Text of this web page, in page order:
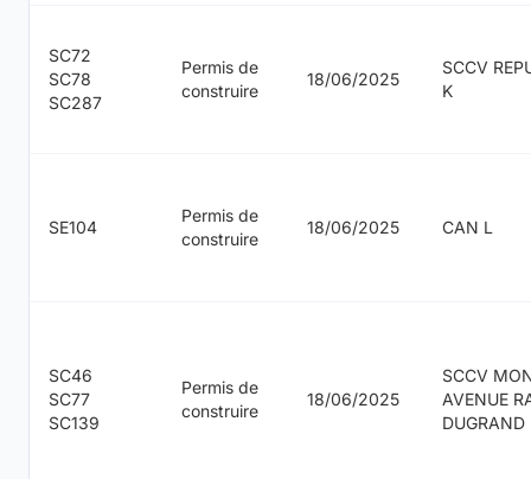
SC72
SC78
SC287
Permis de
construire
18/06/2025
SCCV
K
SE104
Permis de
construire
18/06/2025 CAN L
SC46
SC77
SC139
Permis de
construire
18/06/2025
SCCV
AVENUE
DUGRAND